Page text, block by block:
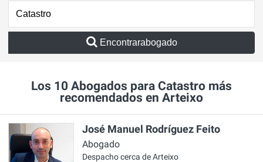
Encontrarabogado
Los 10 Abogados para Catastro más
recomendados en Arteixo
José Manuel Rodríguez Feito
Abogado
Despacho cerca de Arteixo